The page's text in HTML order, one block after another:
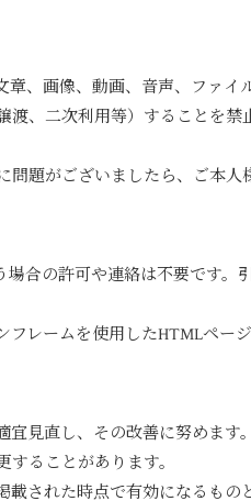
、画像、動画、音声、ファ
、二次利用等）することを
題がございましたら、ご本人
合の許可や連絡は不要です
レームを使用したHTMLペー
見直し、その改善に努めます。
ることがあります。
された時点で有効になるもの